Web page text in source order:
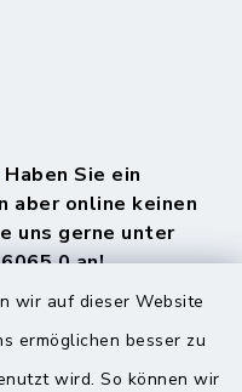
wir auf dieser Website
ermöglichen besser zu
wird. So können wir
Haben Sie ein
aber online keinen
uns gerne unter
0 an!